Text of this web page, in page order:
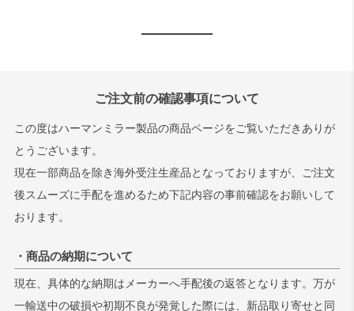
ご注文前の確認事項について
この度はハーマンミラー製品の商品ページをご覧いただきありが
とうございます。
現在一部商品を除き海外受注生産品となっておりますが、ご注文
後スムーズに手配を進めるため下記内容の事前確認をお願いして
おります。
・商品の納期について
現在、具体的な納期はメーカーへ手配後の返答となります。万が
一輸送中の破損や初期不良が発覚した際には、新品取り寄せと同